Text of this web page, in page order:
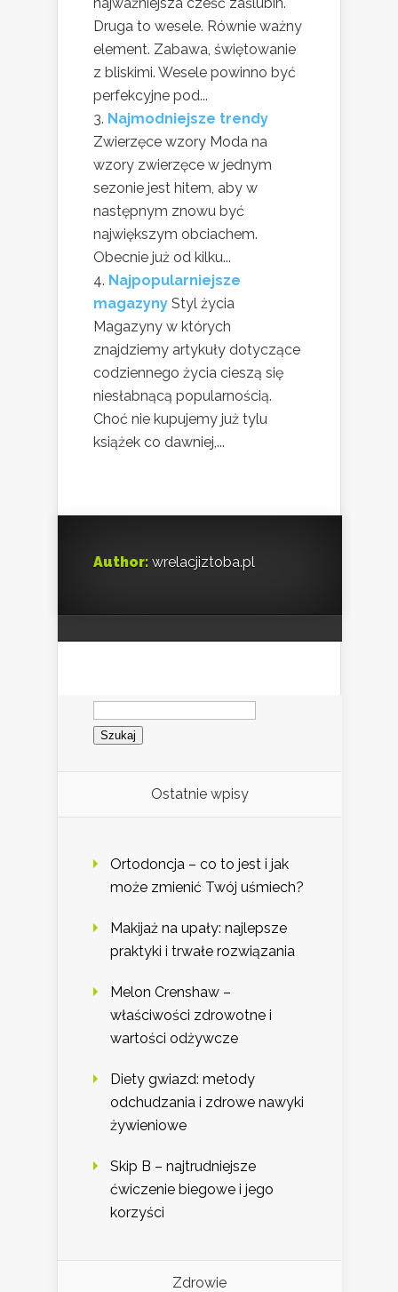
najważniejsza cześć zaślubin.
Druga to wesele. Równie ważny
element. Zabawa, świętowanie
z bliskimi. Wesele powinno być
perfekcyjne pod...
Najmodniejsze trendy
Zwierzęce wzory Moda na
wzory zwierzęce w jednym
sezonie jest hitem, aby w
następnym znowu być
największym obciachem.
Obecnie już od kilku...
Najpopularniejsze
magazyny Styl życia
Magazyny w których
znajdziemy artykuły dotyczące
codziennego życia cieszą się
niesłabnącą popularnością.
Choć nie kupujemy już tylu
książek co dawniej,...
Author: wrelacjiztoba.pl
Szukaj:
Ostatnie wpisy
Ortodoncja – co to jest i jak
może zmienić Twój uśmiech?
Makijaż na upały: najlepsze
praktyki i trwałe rozwiązania
Melon Crenshaw –
właściwości zdrowotne i
wartości odżywcze
Diety gwiazd: metody
odchudzania i zdrowe nawyki
żywieniowe
Skip B – najtrudniejsze
ćwiczenie biegowe i jego
korzyści
Zdrowie